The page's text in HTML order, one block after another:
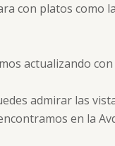
con platos como
actualizando
admirar las
en la